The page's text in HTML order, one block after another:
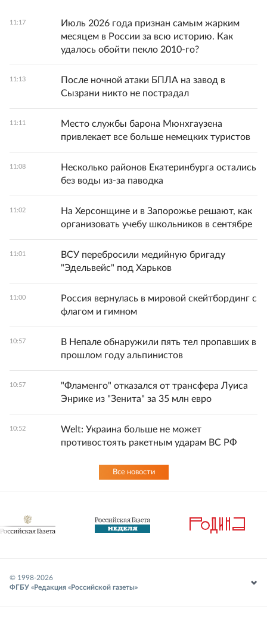
11:17
Июль 2026 года признан самым жарким
месяцем в России за всю историю. Как
удалось обойти пекло 2010-го?
11:13
После ночной атаки БПЛА на завод в
Сызрани никто не пострадал
11:11
Место службы барона Мюнхгаузена
привлекает все больше немецких туристов
11:08
Несколько районов Екатеринбурга остались
без воды из-за паводка
11:02
На Херсонщине и в Запорожье решают, как
организовать учебу школьников в сентябре
11:01
ВСУ перебросили медийную бригаду
"Эдельвейс" под Харьков
11:00
Россия вернулась в мировой скейтбординг с
флагом и гимном
10:57
В Непале обнаружили пять тел пропавших в
прошлом году альпинистов
10:57
"Фламенго" отказался от трансфера Луиса
Энрике из "Зенита" за 35 млн евро
10:52
Welt: Украина больше не может
противостоять ракетным ударам ВС РФ
Все новости
© 1998-2026
ФГБУ «Редакция «Российской газеты»